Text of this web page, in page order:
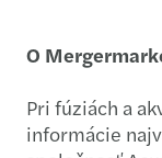
O
Pri fúziách a
informácie